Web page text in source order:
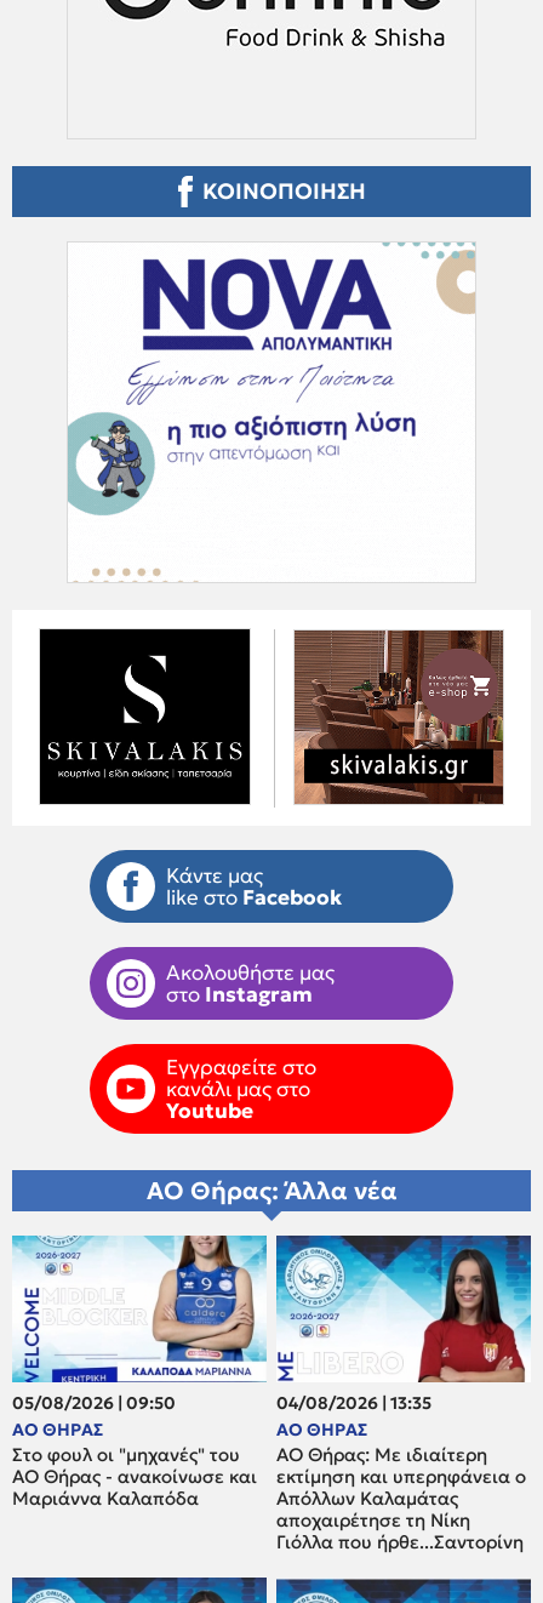
ΚΟΙΝΟΠΟΙΗΣΗ
Κάντε μας
like στο Facebook
Ακολουθήστε μας
στο Instagram
Εγγραφείτε στο
κανάλι μας στο
Youtube
ΑΟ Θήρας: Άλλα νέα
05/08/2026 | 09:50
ΑΟ ΘΗΡΑΣ
Στο φουλ οι "μηχανές" του
ΑΟ Θήρας - ανακοίνωσε και
Μαριάννα Καλαπόδα
04/08/2026 | 13:35
ΑΟ ΘΗΡΑΣ
ΑΟ Θήρας: Με ιδιαίτερη
εκτίμηση και υπερηφάνεια ο
Απόλλων Καλαμάτας
αποχαιρέτησε τη Νίκη
Γιόλλα που ήρθε...Σαντορίνη